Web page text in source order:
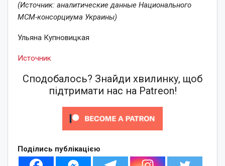
(Источник: аналитические данные Национального
МСМ-консорциума Украины)
Ульяна Купновицкая
Источник
Сподобалось? Знайди хвилинку, щоб
підтримати нас на Patreon!
Поділись публікацією